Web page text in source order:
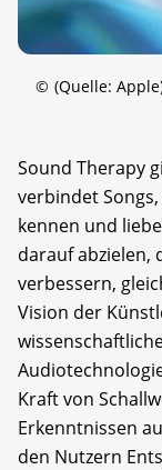
© (Quelle:
Sound Therapy
verbindet
kennen und
darauf abzielen,
verbessern,
Vision der
Kraft von
Erkenntnissen
den Nutzern